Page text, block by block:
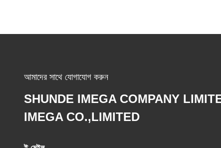
আমাদের সাথে যোগাযোগ করুন
SHUNDE IMEGA COMPANY
IMEGA CO.,LIMITED